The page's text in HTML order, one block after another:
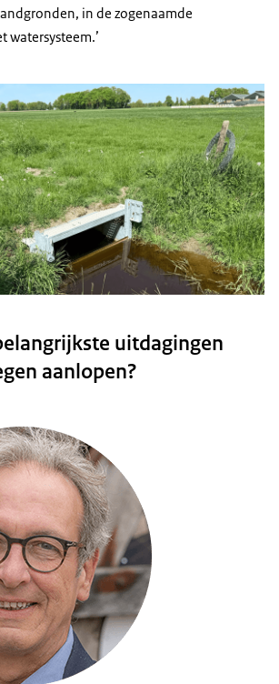
in de zogenaamde
watersysteem.’
uitdagingen
aanlopen?